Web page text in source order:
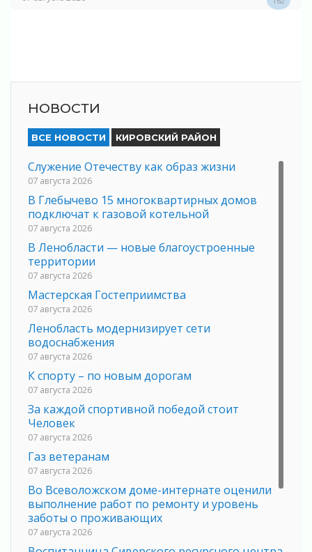
НОВОСТИ
ВСЕ НОВОСТИ КИРОВСКИЙ РАЙОН
Служение Отечеству как образ жизни
07 августа 2026
В Глебычево 15 многоквартирных домов
подключат к газовой котельной
07 августа 2026
В Ленобласти — новые благоустроенные
территории
07 августа 2026
Мастерская Гостеприимства
07 августа 2026
Ленобласть модернизирует сети
водоснабжения
07 августа 2026
К спорту – по новым дорогам
07 августа 2026
За каждой спортивной победой стоит
Человек
07 августа 2026
Газ ветеранам
07 августа 2026
Во Всеволожском доме-интернате оценили
выполнение работ по ремонту и уровень
заботы о проживающих
07 августа 2026